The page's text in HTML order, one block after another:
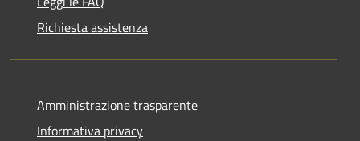
Richiesta assistenza
Amministrazione trasparente
Informativa privacy